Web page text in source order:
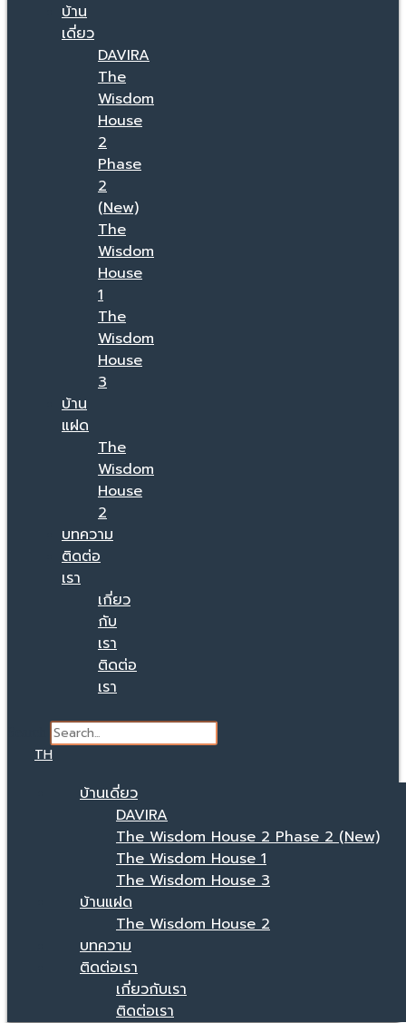
บ้าน
เดี่ยว
DAVIRA
The
Wisdom
House
2
Phase
2
(New)
The
Wisdom
House
1
The
Wisdom
House
3
บ้าน
แฝด
The
Wisdom
House
2
บทความ
ติดต่อ
เรา
เกี่ยว
กับ
เรา
ติดต่อ
เรา
TH
บ้านเดี่ยว
DAVIRA
The Wisdom House 2 Phase 2 (New)
The Wisdom House 1
The Wisdom House 3
บ้านแฝด
The Wisdom House 2
บทความ
ติดต่อเรา
เกี่ยวกับเรา
ติดต่อเรา